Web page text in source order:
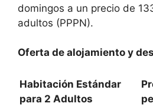
domingos a un precio de
adultos (PPPN).
Oferta de alojamiento y
Habitación Estándar
para 2 Adultos